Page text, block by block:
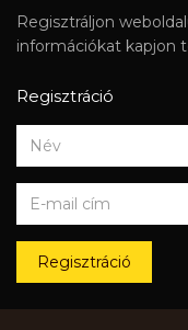
Regisztráljon
információkat kapjon
Regisztráció
Regisztráció